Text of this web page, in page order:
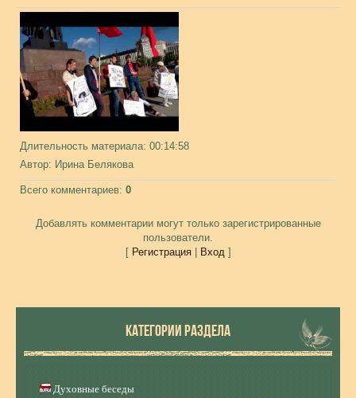
Длительность материала: 00:14:58
Автор: Ирина Белякова
Всего комментариев: 0
Добавлять комментарии могут только зарегистрированные
пользователи.
[ Регистрация| Вход]
КАТЕГОРИИ РАЗДЕЛА
Духовные беседы